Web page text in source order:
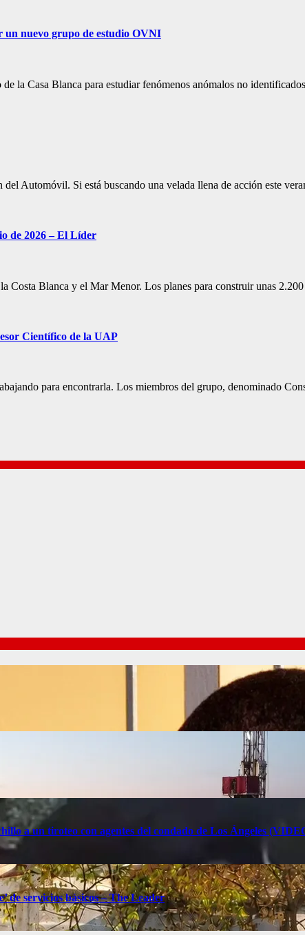
nuevo grupo de estudio OVNI
la Casa Blanca para estudiar fenómenos anómalos no
Automóvil. Si está buscando una velada llena de acción este
de 2026 – El Líder
Costa Blanca y el Mar Menor. Los planes para construir unas
Científico de la UAP
para encontrarla. Los miembros del grupo, denominado
a un tiroteo con agentes del condado de Los Ángeles
de servicios básicos – The Leader